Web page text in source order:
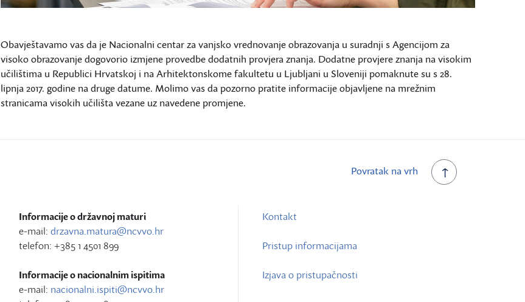
Obavještavamo vas da je Nacionalni centar za vanjsko vrednovanje obrazovanja u suradnji s Agencijom za
visoko obrazovanje dogovorio izmjene provedbe dodatnih provjera znanja. Dodatne provjere znanja na visokim
učilištima u Republici Hrvatskoj i na Arhitektonskome fakultetu u Ljubljani u Sloveniji pomaknute su s 28.
lipnja 2017. godine na druge datume. Molimo vas da pozorno pratite informacije objavljene na mrežnim
stranicama visokih učilišta vezane uz navedene promjene.
Povratak na vrh
Informacije o državnoj maturi
e-mail: drzavna.matura@ncvvo.hr
telefon: +385 1 4501 899
Informacije o nacionalnim ispitima
e-mail: nacionalni.ispiti@ncvvo.hr
Kontakt
Pristup informacijama
Izjava o pristupačnosti